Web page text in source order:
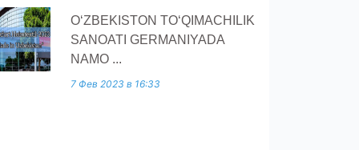
O‘ZBEKISTON TO‘QIMACHILIK
SANOATI GERMANIYADA
NAMO ...
7 Фев 2023 в 16:33